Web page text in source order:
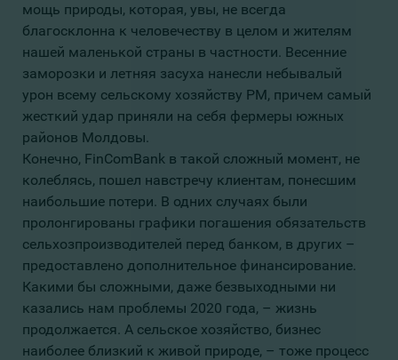
мощь природы, которая, увы, не всегда
благосклонна к человечеству в целом и жителям
нашей маленькой страны в частности. Весенние
заморозки и летняя засуха нанесли небывалый
урон всему сельскому хозяйству РМ, причем самый
жесткий удар приняли на себя фермеры южных
районов Молдовы.
Конечно, FinComBank в такой сложный момент, не
колеблясь, пошел навстречу клиентам, понесшим
наибольшие потери. В одних случаях были
пролонгированы графики погашения обязательств
сельхозпроизводителей перед банком, в других –
предоставлено дополнительное финансирование.
Какими бы сложными, даже безвыходными ни
казались нам проблемы 2020 года, – жизнь
продолжается. А сельское хозяйство, бизнес
наиболее близкий к живой природе, – тоже процесс